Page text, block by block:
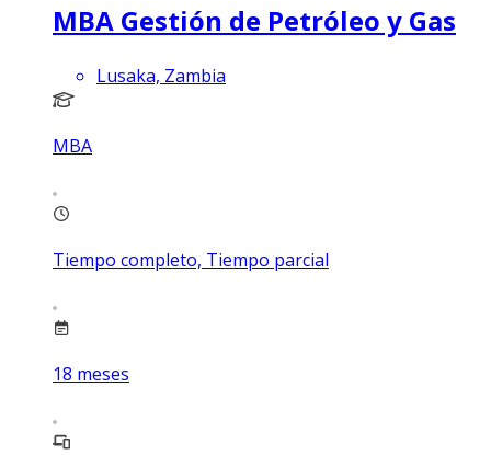
MBA Gestión de Petróleo y Gas
Lusaka, Zambia
MBA
Tiempo completo, Tiempo parcial
18 meses